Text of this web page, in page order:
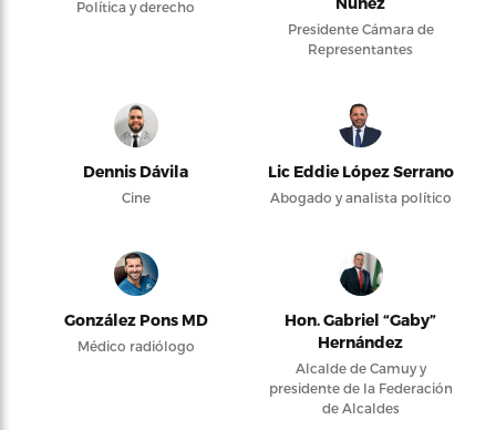
Política y derecho
Presidente Cámara de
Representantes
Dennis Dávila
Cine
Lic Eddie López Serrano
Abogado y analista político
González Pons MD
Médico radiólogo
Hon. Gabriel “Gaby”
Hernández
Alcalde de Camuy y
presidente de la Federación
de Alcaldes